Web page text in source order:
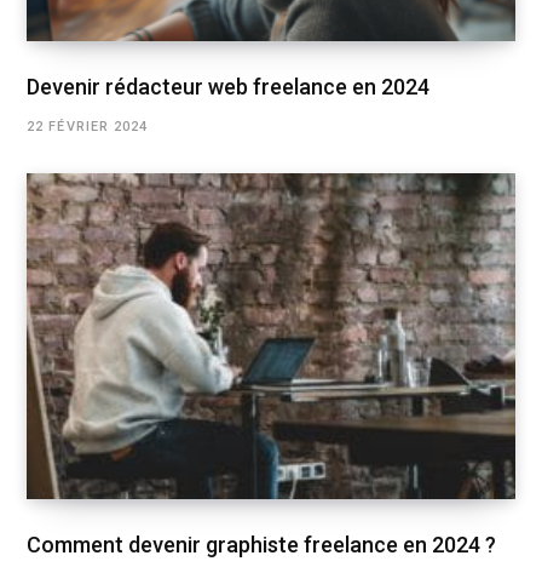
Devenir rédacteur web freelance en 2024
22 FÉVRIER 2024
Comment devenir graphiste freelance en 2024 ?